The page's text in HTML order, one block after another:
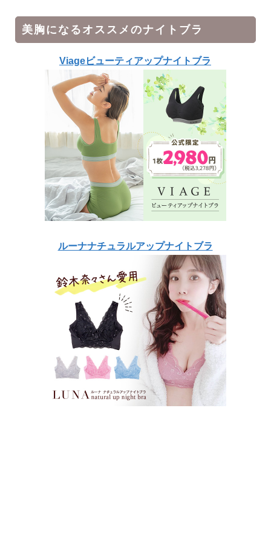
美胸になるオススメのナイトブラ
Viageビューティアップナイトブラ
ルーナナチュラルアップナイトブラ